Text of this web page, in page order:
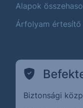
Alapok
Árfolyam értesítő
Biztonsági